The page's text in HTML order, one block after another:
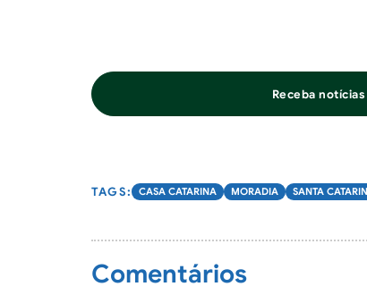
Receba
CASA CATARINA MORADIA SANTA
Comentários